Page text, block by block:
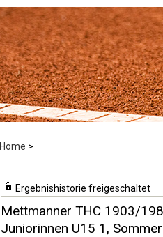
Home >
Ergebnishistorie freigeschaltet
Mettmanner THC 1903/
Juniorinnen U15 1,